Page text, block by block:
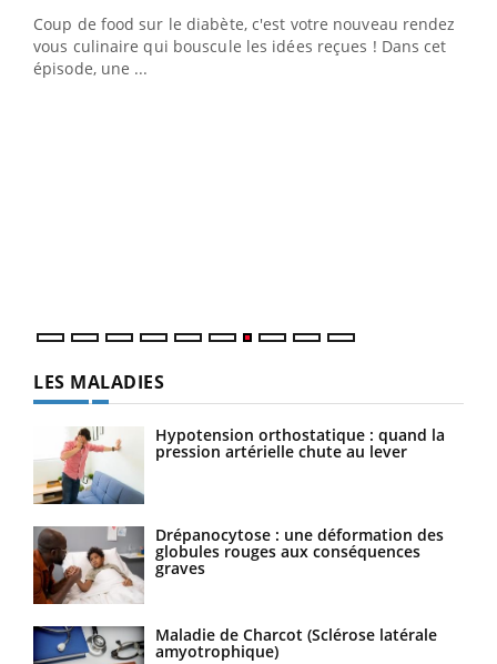
Coup de food sur le diabète, c'est votre nouveau rendez-
vous culinaire qui bouscule les idées reçues ! Dans cet
épisode, une ...
"Les rendez-vous de la santé et de la qualité de vie au
travail" de Pourquoi Docteur reçoivent Régis Blugeon,
DRH et directeur ...
LES MALADIES
Hypotension orthostatique : quand la
pression artérielle chute au lever
Drépanocytose : une déformation des
globules rouges aux conséquences
graves
Maladie de Charcot (Sclérose latérale
amyotrophique)